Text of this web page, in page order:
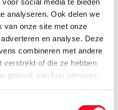
analyseren. Ook delen we
van onze site met onze
en analyse. Deze
combineren met andere
verstrekt of die ze hebben
gebruik van hun services.